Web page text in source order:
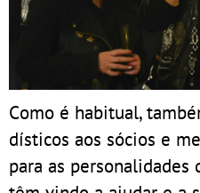
Como é habitual,
dísticos aos sócios e
para as personalidades